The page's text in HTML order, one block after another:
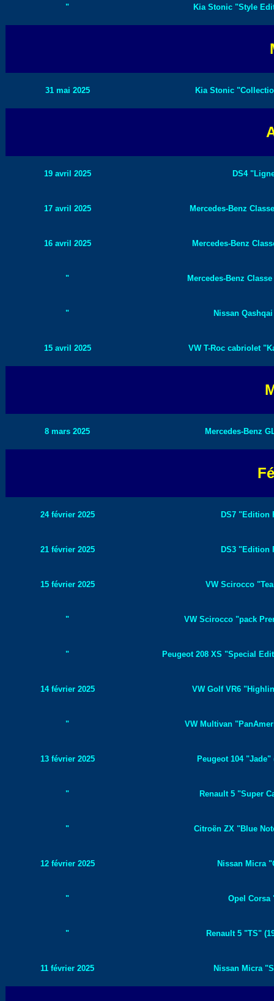
" Kia Stonic "Style
31 mai 2025 Kia Stonic
19 avril 2025 DS4
17 avril 2025 Mercedes-Benz
16 avril 2025 Mercedes-Benz
" Mercedes-Benz
" Nissan
15 avril 2025 VW T-Roc cabriolet
8 mars 2025 Mercedes-Benz
24 février 2025 DS7 "Edition
21 février 2025 DS3 "Edition
15 février 2025 VW Scirocco
" VW Scirocco "pack
" Peugeot 208 XS "Special
14 février 2025 VW Golf VR6
" VW Multivan
13 février 2025 Peugeot 104 "Jade"
" Renault 5 "Super
" Citroën ZX "Blue
12 février 2025 Nissan Micra
" Opel Corsa
" Renault 5 "TS"
11 février 2025 Nissan Micra